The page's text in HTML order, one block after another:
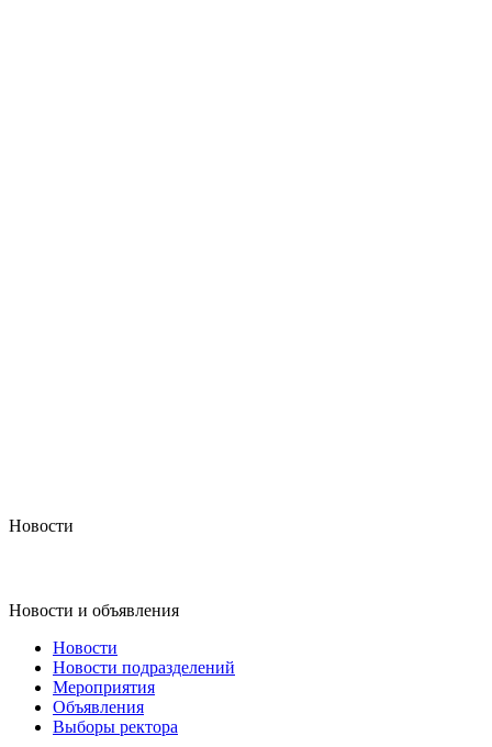
Новости
Новости и объявления
Новости
Новости подразделений
Мероприятия
Объявления
Выборы ректора